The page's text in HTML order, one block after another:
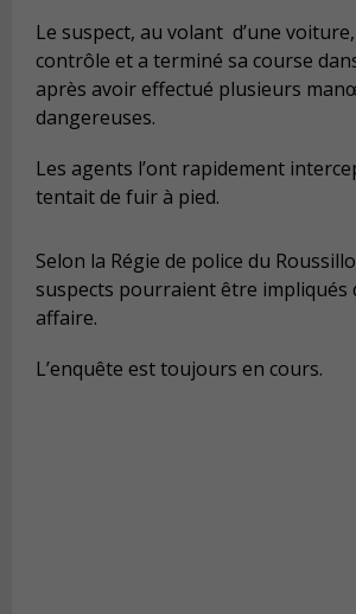
Le suspect, au volant d’une
contrôle et a terminé sa course
après avoir effectué plusieurs
dangereuses.
Les agents l’ont rapidement
tentait de fuir à pied.
Selon la Régie de police du
suspects pourraient être impliqués
affaire.
L’enquête est toujours en cours.